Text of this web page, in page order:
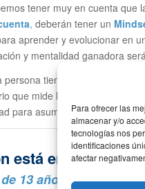
Para ofrecer las
almacenar y/o
tecnologías nos
identificaciones
afectar
tener muy en cuenta que
, deberán tener un
aprender y evolucionar en
y mentalidad ganadora
tiene un
Mindset
que mide la orientación
para asumir riesgos.
está en tus
13 años de